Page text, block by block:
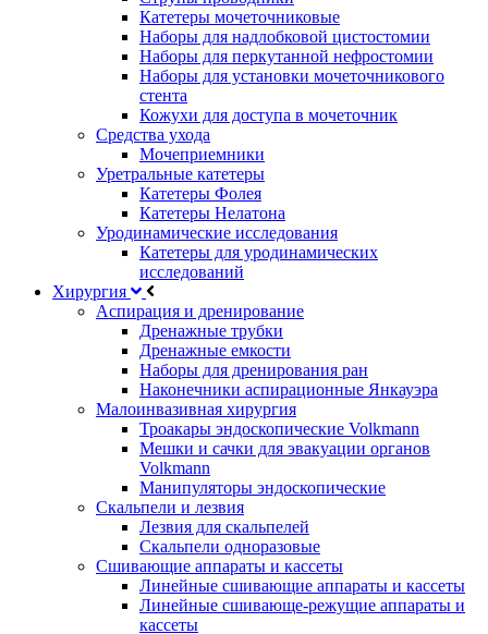
Катетеры мочеточниковые
Наборы для надлобковой цистостомии
Наборы для перкутанной нефростомии
Наборы для установки мочеточникового
стента
Кожухи для доступа в мочеточник
Средства ухода
Мочеприемники
Уретральные катетеры
Катетеры Фолея
Катетеры Нелатона
Уродинамические исследования
Катетеры для уродинамических
исследований
Хирургия
Аспирация и дренирование
Дренажные трубки
Дренажные емкости
Наборы для дренирования ран
Наконечники аспирационные Янкауэра
Малоинвазивная хирургия
Троакары эндоскопические Volkmann
Мешки и сачки для эвакуации органов
Volkmann
Манипуляторы эндоскопические
Скальпели и лезвия
Лезвия для скальпелей
Скальпели одноразовые
Сшивающие аппараты и кассеты
Линейные сшивающие аппараты и кассеты
Линейные сшивающе-режущие аппараты и
кассеты